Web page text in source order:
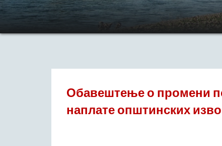
Обавештење о промени
наплате општинских